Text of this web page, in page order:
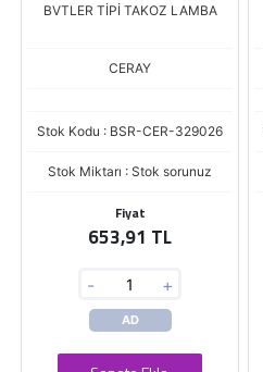
BVTLER TİPİ TAKOZ LAMBA
CERAY
Stok Kodu : BSR-CER-329026
Stok Miktarı : Stok sorunuz
Fiyat
653,91 TL
- +
AD